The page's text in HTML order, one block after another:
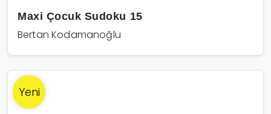
Maxi Çocuk Sudoku 15
Bertan Kodamanoğlu
Yeni